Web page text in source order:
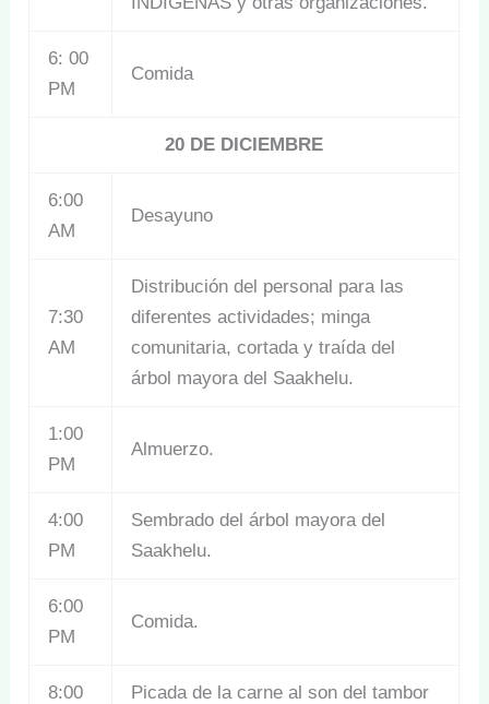
6: 00
PM
Comida
20 DE DICIEMBRE
6:00
AM
Desayuno
7:30
AM
Distribución del personal para las
diferentes actividades; minga
comunitaria, cortada y traída del
árbol mayora del Saakhelu.
1:00
PM
Almuerzo.
4:00
PM
Sembrado del árbol mayora del
Saakhelu.
6:00
PM
Comida.
8:00
Picada de la carne al son del tambor